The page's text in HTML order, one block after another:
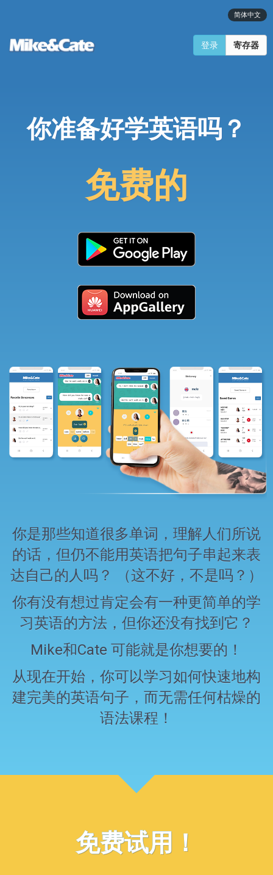
简体中文
登录 寄存器
你准备好学英语吗？
免费的
你是那些知道很多单词，理解人们所说
的话，但仍不能用英语把句子串起来表
达自己的人吗？ （这不好，不是吗？）
你有没有想过肯定会有一种更简单的学
习英语的方法，但你还没有找到它？
Mike和Cate 可能就是你想要的！
从现在开始，你可以学习如何快速地构
建完美的英语句子，而无需任何枯燥的
语法课程！
免费试用！